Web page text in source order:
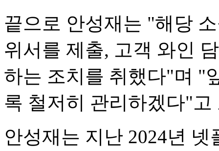
끝으로 안성재는 "해당
위서를 제출, 고객 와인
하는 조치를 취했다"며 "
록 철저히 관리하겠다"고
안성재는 지난 2024년